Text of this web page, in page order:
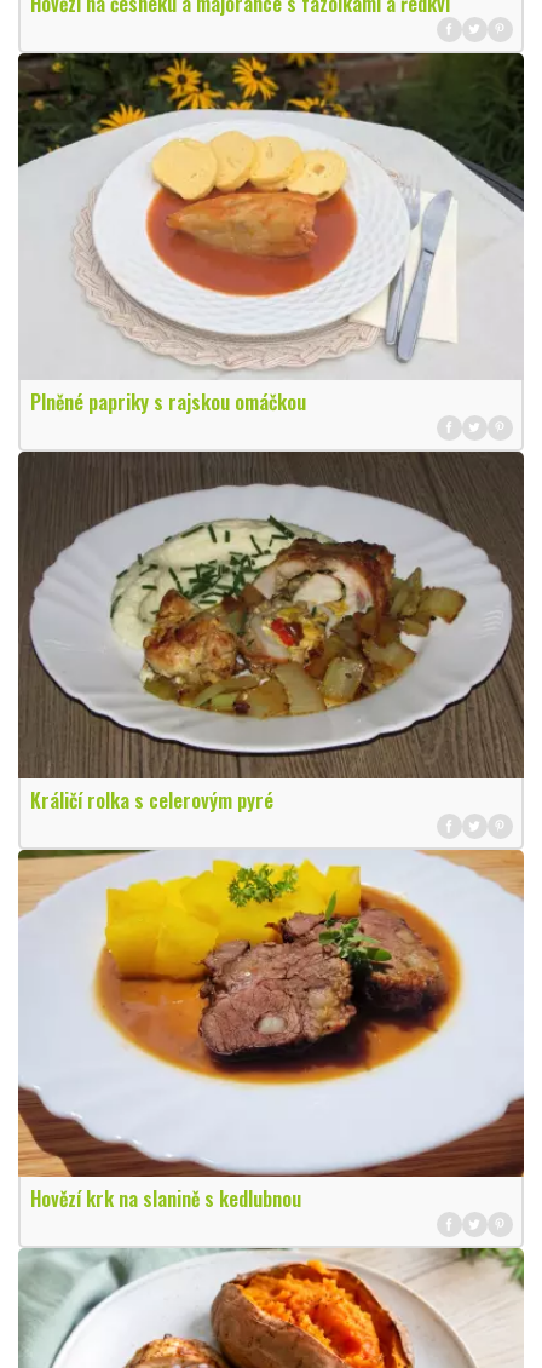
Plněné papriky s rajskou omáčkou
Králičí rolka s celerovým pyré
Hovězí krk na slanině s kedlubnou